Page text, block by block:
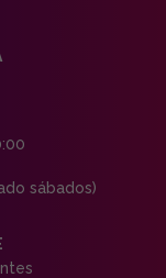
sábados)